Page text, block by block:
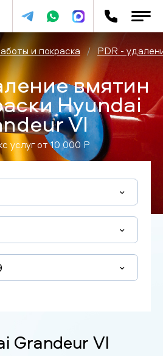
и покраска / PDR -
вмятин
Hyundai
VI
услуг от10 000 P
Grandeur VI